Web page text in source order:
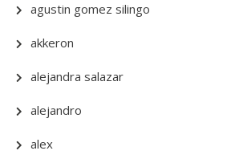
agustin gomez silingo
akkeron
alejandra salazar
alejandro
alex